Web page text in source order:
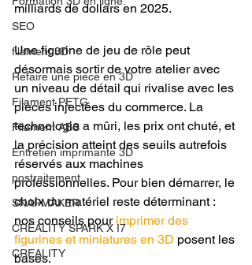
SEO
filament 3D
Refaire une piece en 3D
Filament PETG
Filament ABS
Entretien imprimante 3D
postraitement
SNAPMAKER
CRÉALITY SPARK X I7
CREALITY
milliards de dollars en 2025.
Une figurine de jeu de rôle peut
désormais sortir de votre atelier avec
un niveau de détail qui rivalise avec les
pièces injectées du commerce. La
technologie a mûri, les prix ont chuté, et
la précision atteint des seuils autrefois
réservés aux machines
professionnelles. Pour bien démarrer, le
choix du matériel reste déterminant :
nos conseils pour imprimer des
figurines et miniatures en 3D posent les
bases.